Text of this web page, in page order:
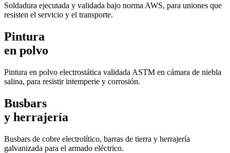
Soldadura ejecutada y validada bajo norma AWS, para uniones que
resisten el servicio y el transporte.
Pintura
en polvo
Pintura en polvo electrostática validada ASTM en cámara de niebla
salina, para resistir intemperie y corrosión.
Busbars
y herrajería
Busbars de cobre electrolítico, barras de tierra y herrajería
galvanizada para el armado eléctrico.